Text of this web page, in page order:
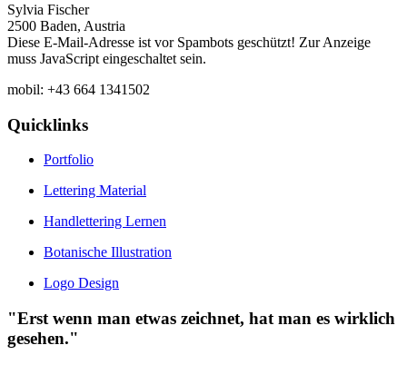
Sylvia Fischer
2500 Baden, Austria
Diese E-Mail-Adresse ist vor Spambots geschützt! Zur Anzeige
muss JavaScript eingeschaltet sein.
mobil: +43 664 1341502
Quicklinks
Portfolio
Lettering Material
Handlettering Lernen
Botanische Illustration
Logo Design
"Erst wenn man etwas zeichnet, hat man es wirklich
gesehen."